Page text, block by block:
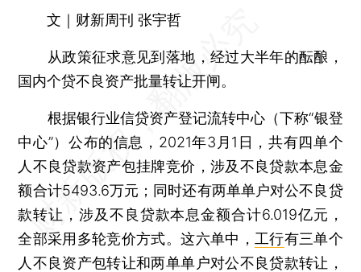
文｜财新周刊 张宇哲
从政策征求意见到落地，经过大半年的酝酿，
国内个贷不良资产批量转让开闸。
根据银行业信贷资产登记流转中心（下称“银登
中心”）公布的信息，2021年3月1日，共有四单个
人不良贷款资产包挂牌竞价，涉及不良贷款本息金
额合计5493.6万元；同时还有两单单户对公不良贷
款转让，涉及不良贷款本息金额合计6.019亿元，
全部采用多轮竞价方式。这六单中， 工行有三单个
人不良资产包转让和两单单户对公不良贷款转让，